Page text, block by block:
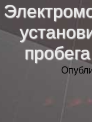
Тренды
Рубрики»